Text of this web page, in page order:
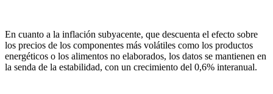
En cuanto a la inflación subyacente, que descuenta el efecto sobre
los precios de los componentes más volátiles como los productos
energéticos o los alimentos no elaborados, los datos se mantienen en
la senda de la estabilidad, con un crecimiento del 0,6% interanual.